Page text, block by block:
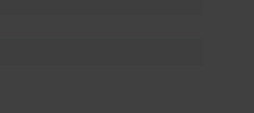
να επηρεάσουν τη λειτουργία ιατρικών συσκευών.